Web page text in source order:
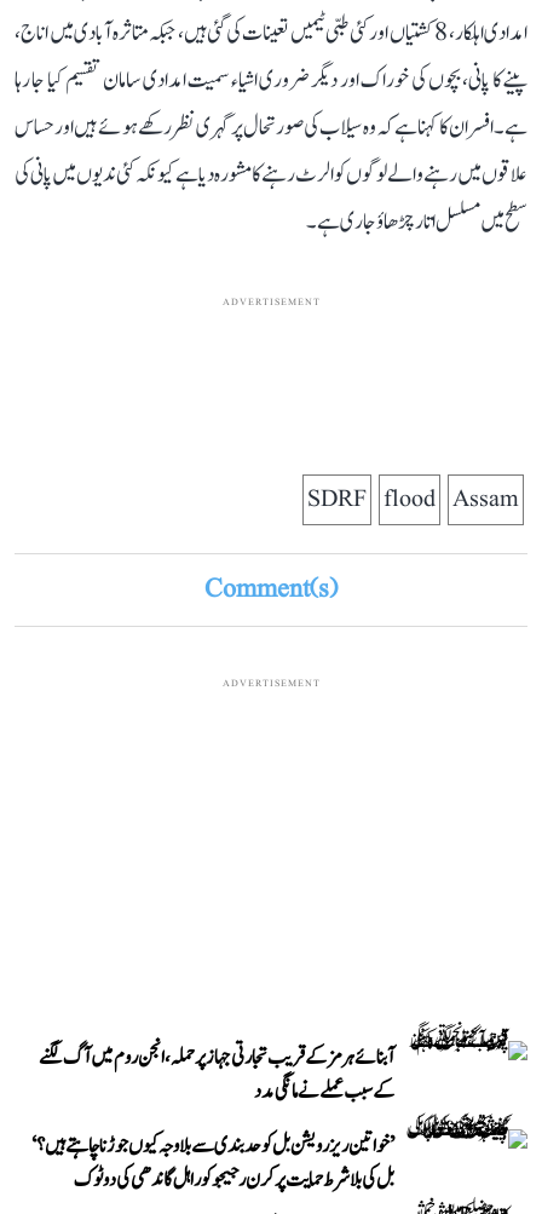
امدادی اہلکار، 8 کشتیاں اور کئی طبی ٹیمیں تعینات کی گئی ہیں، جبکہ متاثرہ آبادی میں اناج،
پینے کا پانی، بچوں کی خوراک اور دیگر ضروری اشیاء سمیت امدادی سامان تقسیم کیا جا رہا
ہے۔ افسران کا کہنا ہے کہ وہ سیلاب کی صورتحال پر گہری نظر رکھے ہوئے ہیں اور حساس
علاقوں میں رہنے والے لوگوں کو الرٹ رہنے کا مشورہ دیا ہے کیونکہ کئی ندیوں میں پانی کی
سطح میں مسلسل اتار چڑھاؤ جاری ہے۔
ADVERTISEMENT
Assam
flood
SDRF
Comment(s)
ADVERTISEMENT
آبنائے ہرمز کے قریب تجارتی جہاز پر حملہ، انجن روم میں آگ لگنے
کے سبب عملے نے مانگی مدد
’خواتین ریزرویشن بل کو حدبندی سے بلا وجہ کیوں جوڑنا چاہتے ہیں؟‘
بل کی بلا شرط حمایت پر کرن رجیجو کو راہل گاندھی کی دوٹوک